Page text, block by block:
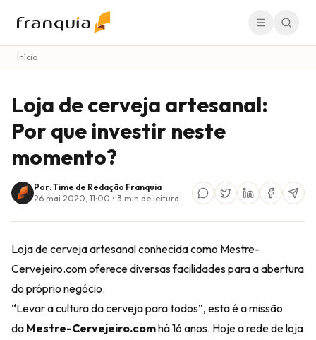
Início
Loja de cerveja artesanal:
Por que investir neste
momento?
Por: Time de Redação Franquia
26 mai 2020, 11:00 • 3 min de leitura
Loja de cerveja artesanal conhecida como Mestre-
Cervejeiro.com oferece diversas facilidades para a abertura
do próprio negócio.
“Levar a cultura da cerveja para todos”, esta é a missão
da Mestre-Cervejeiro.comhá 16 anos. Hoje a rede de loja